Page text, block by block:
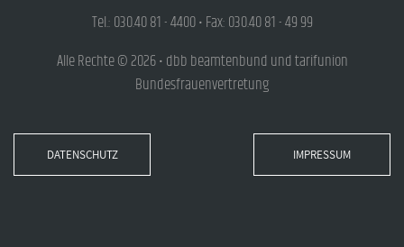
Tel.: 030.40 81 - 4400 • Fax: 030.40 81 - 49 99
Alle Rechte © 2026 • dbb beamtenbund und tarifunion
Bundesfrauenvertretung
DATENSCHUTZ IMPRESSUM